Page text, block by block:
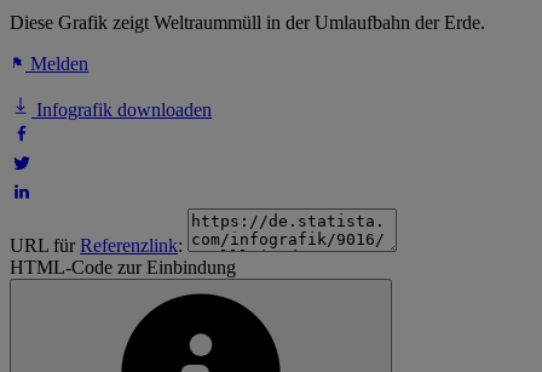
Diese Grafik zeigt Weltraummüll in der Umlaufbahn der Erde.
Melden
Infografik downloaden
URL fürReferenzlink:
HTML-Code zur Einbindung